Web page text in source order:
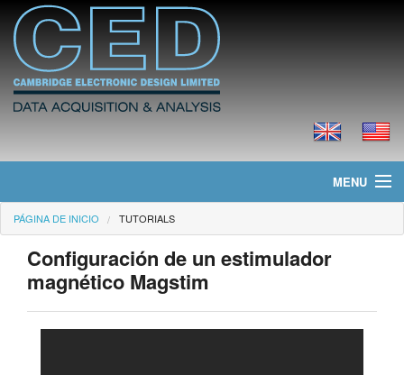
MENU
Página de Inicio
Noticias
PÁGINA DE INICIO TUTORIALS
Configuración de un estimulador
magnético Magstim